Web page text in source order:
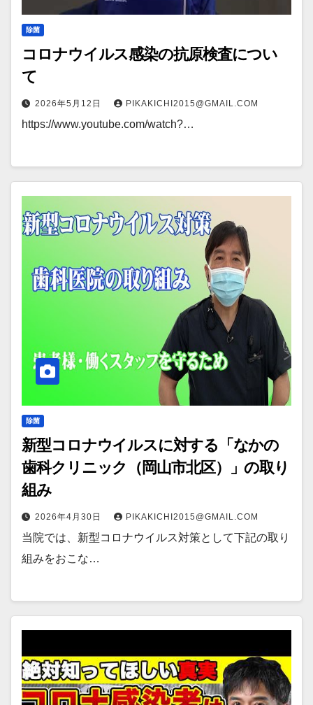
除菌
コロナウイルス感染の抗原検査につい
て
2026年5月12日 PIKAKICHI2015@GMAIL.COM
https://www.youtube.com/watch?…
除菌
新型コロナウイルスに対する「なかの
歯科クリニック（岡山市北区）」の取り
組み
2026年4月30日 PIKAKICHI2015@GMAIL.COM
当院では、新型コロナウイルス対策として下記の取り
組みをおこな…